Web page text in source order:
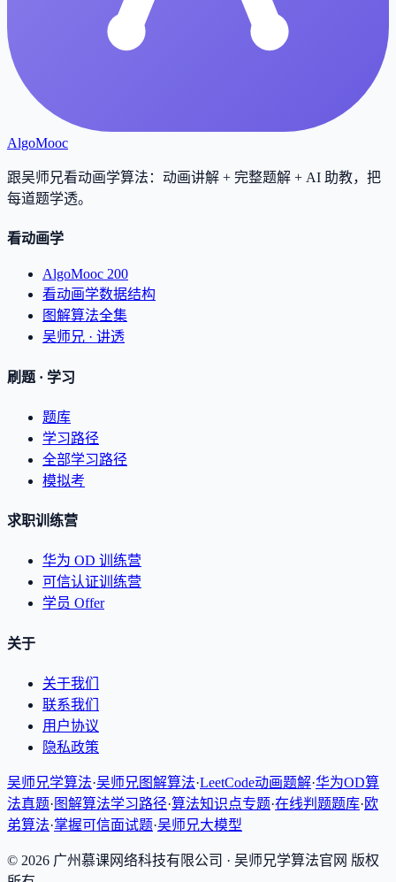
AlgoMooc
跟吴师兄看动画学算法：动画讲解 + 完整题解 + AI 助教，把
每道题学透。
看动画学
AlgoMooc 200
看动画学数据结构
图解算法全集
吴师兄 · 讲透
刷题 · 学习
题库
学习路径
全部学习路径
模拟考
求职训练营
华为 OD 训练营
可信认证训练营
学员 Offer
关于
关于我们
联系我们
用户协议
隐私政策
吴师兄学算法·吴师兄图解算法·LeetCode动画题解·华为OD算
法真题· 图解算法学习路径·算法知识点专题·在线判题题库·欧
弟算法·掌握可信面试题·吴师兄大模型
© 2026 广州慕课网络科技有限公司 · 吴师兄学算法官网 版权